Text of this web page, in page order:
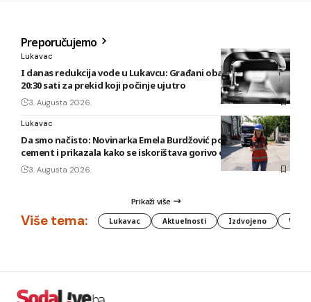
Preporučujemo
Lukavac
I danas redukcija vode u Lukavcu: Građani obaviješteni tek u
20:30 sati za prekid koji počinje ujutro
3. Augusta 2026.
Lukavac
Da smo načisto: Novinarka Emela Burdžović posjetila Lukavac
cement i prikazala kako se iskorištava gorivo od otpada
3. Augusta 2026.
Prikaži više
Više tema: Lukavac Aktuelnosti Izdvojeno